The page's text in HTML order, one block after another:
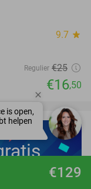
€129
9.7 star
Regulier €25
€16,50